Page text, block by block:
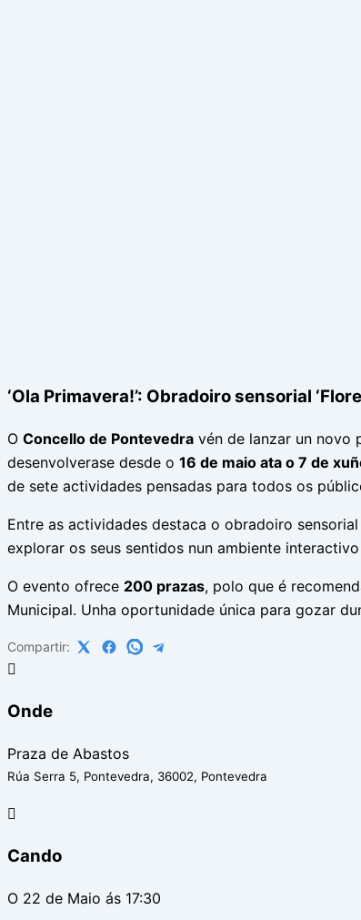
‘Ola Primavera!’: Obradoiro sensorial
O Concello de Pontevedra vén de lanzar un novo
desenvolverase desde o 16 de maio ata o 7 de
de sete actividades pensadas para todos os
Entre as actividades destaca o obradoiro sensorial
explorar os seus sentidos nun ambiente
O evento ofrece 200 prazas, polo que é
Municipal. Unha oportunidade única para gozar
Compartir:
Onde
Praza de Abastos
Rúa Serra 5, Pontevedra, 36002, Pontevedra
Cando
O 22 de Maio ás 17:30